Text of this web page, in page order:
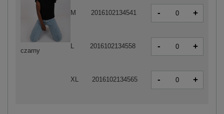
czarny
M 2016102134541 - +
L 2016102134558 - +
XL 2016102134565 - +